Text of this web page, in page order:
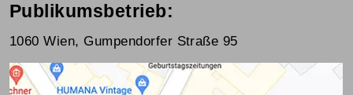
Publikumsbetrieb:
1060 Wien, Gumpendorfer Straße 95